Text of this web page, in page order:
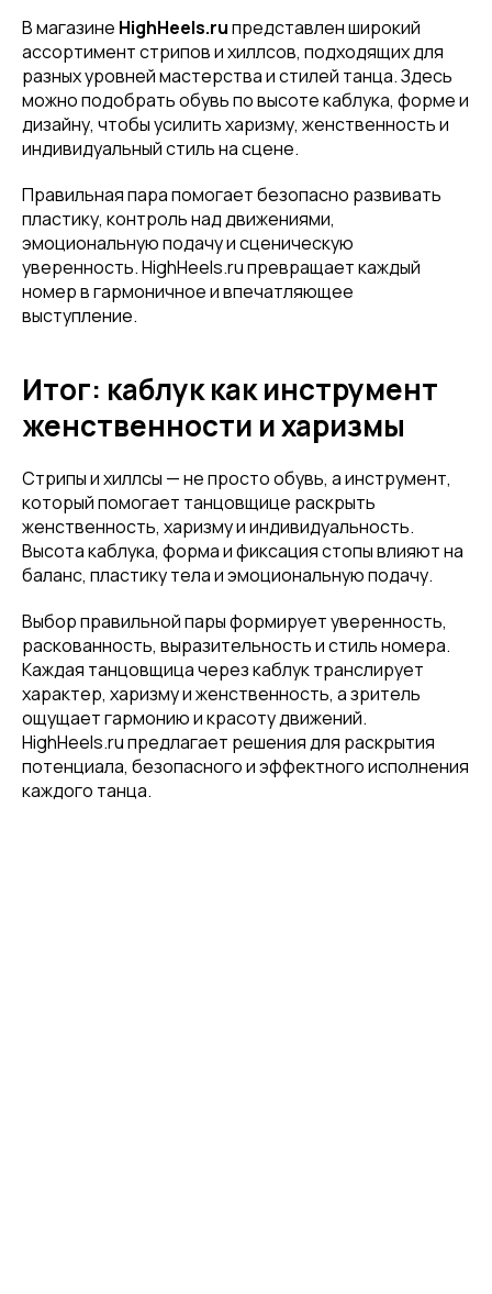
Привет! Дарим тебе -10% на первую
покупку! Подпишись на нашу рассылку
...и узнавай об акциях первой!
Email
Имя
Телефон
В магазине HighHeels.ruпредставлен широкий
ассортимент стрипов и хиллсов, подходящих для
разных уровней мастерства и стилей танца. Здесь
можно подобрать обувь по высоте каблука, форме и
дизайну, чтобы усилить харизму, женственность и
индивидуальный стиль на сцене.
Правильная пара помогает безопасно развивать
пластику, контроль над движениями,
эмоциональную подачу и сценическую
уверенность. HighHeels.ru превращает каждый
номер в гармоничное и впечатляющее
выступление.
Итог: каблук как инструмент
женственности и харизмы
Стрипы и хиллсы — не просто обувь, а инструмент,
который помогает танцовщице раскрыть
женственность, харизму и индивидуальность.
Высота каблука, форма и фиксация стопы влияют на
баланс, пластику тела и эмоциональную подачу.
Выбор правильной пары формирует уверенность,
раскованность, выразительность и стиль номера.
Каждая танцовщица через каблук транслирует
характер, харизму и женственность, а зритель
ощущает гармонию и красоту движений.
HighHeels.ru предлагает решения для раскрытия
потенциала, безопасного и эффектного исполнения
каждого танца.